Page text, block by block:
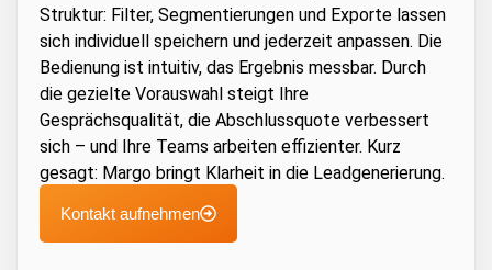
Struktur: Filter, Segmentierungen und Exporte lassen
sich individuell speichern und jederzeit anpassen. Die
Bedienung ist intuitiv, das Ergebnis messbar. Durch
die gezielte Vorauswahl steigt Ihre
Gesprächsqualität, die Abschlussquote verbessert
sich – und Ihre Teams arbeiten effizienter. Kurz
gesagt: Margo bringt Klarheit in die Leadgenerierung.
Kontakt aufnehmen